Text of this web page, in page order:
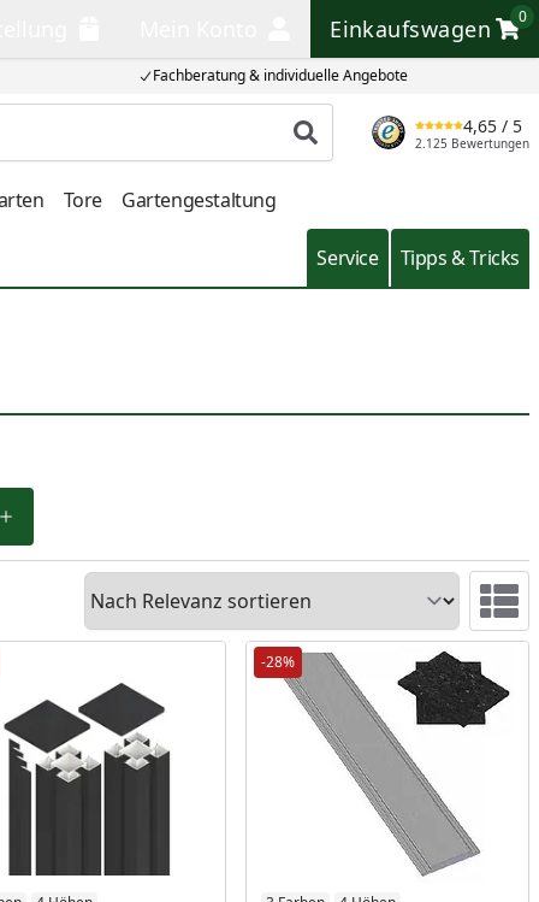
Fachberatung & individuelle Angebote
Einkaufswagen
0
Einkaufswagen
Produkt suchen
4,65 / 5
2.125 Bewertungen
Tore Gartengestaltung
Service Tipps & Tricks
Sortieren
-28%